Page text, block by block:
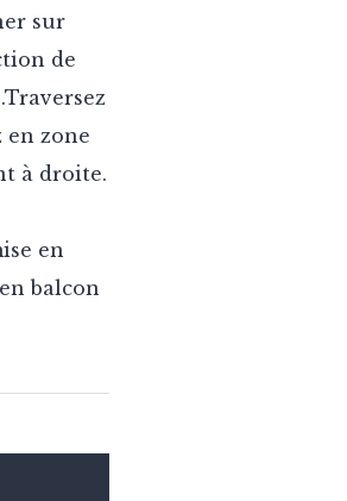
sur
de
en zone
à droite.
en
balcon